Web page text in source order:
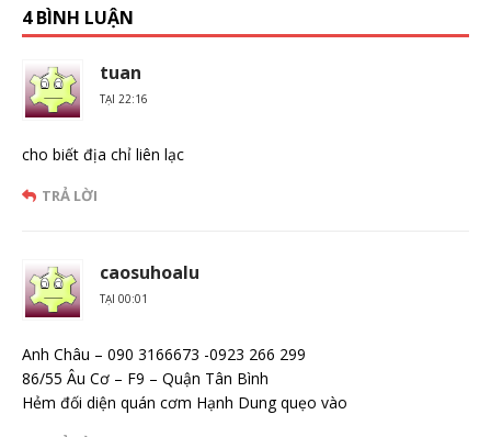
4 BÌNH LUẬN
tuan
TẠI 22:16
cho biết địa chỉ liên lạc
TRẢ LỜI
caosuhoalu
TẠI 00:01
Anh Châu – 090 3166673 -0923 266 299
86/55 Âu Cơ – F9 – Quận Tân Bình
Hẻm đối diện quán cơm Hạnh Dung quẹo vào